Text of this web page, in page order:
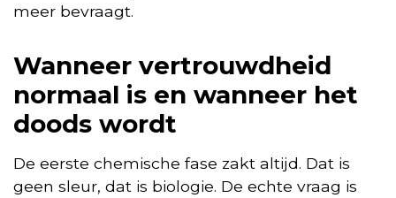
meer bevraagt.
Wanneer vertrouwdheid
normaal is en wanneer het
doods wordt
De eerste chemische fase zakt altijd. Dat is
geen sleur, dat is biologie. De echte vraag is